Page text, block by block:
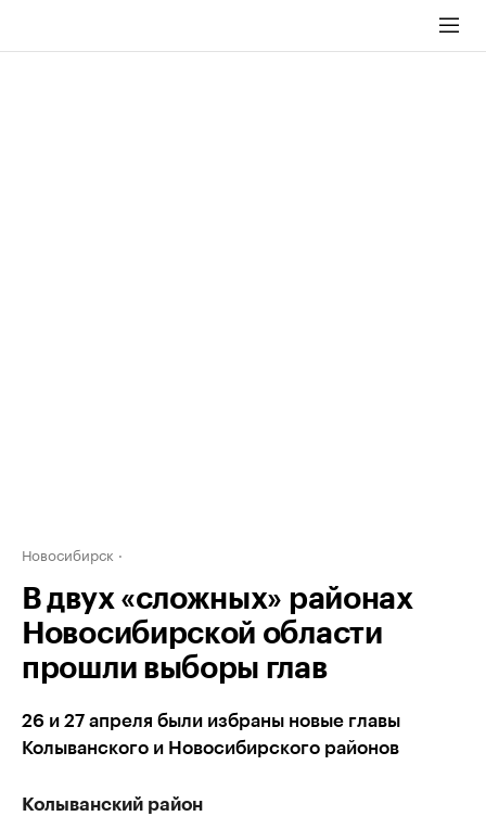
Новосибирск
В двух «сложных» районах
Новосибирской области
прошли выборы глав
26 и 27 апреля были избраны новые главы
Колыванского и Новосибирского районов
Колыванский район